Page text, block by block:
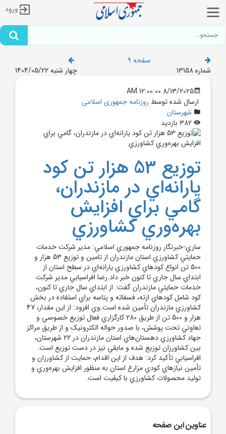
ورود
صفحه 9
شماره 13158
چهار شنبه 1404/05/22
8/13/2025 12:00:00 AM
ارسال شده توسط روزنامه جمهوری اسلامی
شهرستان
توزيع 53 هزار تن کود
يارانه‌اي در مازندران،
گامي براي افزايش
بهره‌وري کشاورزي
ساري-خبرنگار روزنامه جمهوري اسلامي: مدير شرکت خدمات
حمايتي کشاورزي استان مازندران از تامين و توزيع 53 هزار و
500 تن انواع کود‌هاي کشاورزي يارانه‌اي در سطح استان از
ابتداي سال جاري تا کنون خبر داد.رضا افراسيابي مدير شرکت
خدمات حمايتي مازندران گفت: از ابتداي سال جاري تا کنون،
کود شامل کود‌هاي ازته، فسفاته و پتاسه براي استفاده در بخش
کشاورزي مازندران تأمين شده است.وي افزود: از اين مقدار، 47
هزار و 500 تن از طريق 280 کارگزاري فعال توزيع خصوصي و
تعاوني تحت پوشش، با صدور حواله الکترونيک و از طريق مراکز
جهاد کشاورزي دهستان‌هاي استان مازندران در 22 شهرستان،
بين کشاورزان توزيع شده و مابقي نيز در دست توزيع است.
افراسيابي تأکيد کرد: هدف از اين اقدام، حمايت از کشاورزان و
تأمين نياز‌هاي کودي مزارع استان به منظور افزايش بهره‌وري و
توليد محصولات کشاورزي با کيفيت است.
عناوین این صفحه